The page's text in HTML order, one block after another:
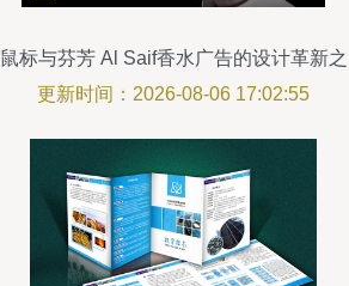
鼠标与芬芳 Al Saif香水广告的设计革新之
道
更新时间：2026-08-06 17:02:55